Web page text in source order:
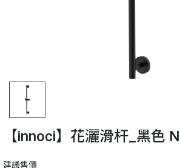
【innoci】花灑滑杆_黑色
建議售價